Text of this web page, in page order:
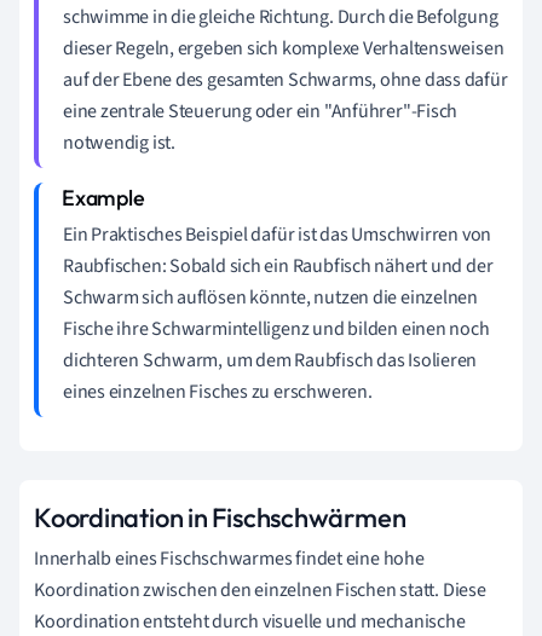
schwimme in die gleiche Richtung. Durch die Befolgung
dieser Regeln, ergeben sich komplexe Verhaltensweisen
auf der Ebene des gesamten Schwarms, ohne dass dafür
eine zentrale Steuerung oder ein "Anführer"-Fisch
notwendig ist.
Ein Praktisches Beispiel dafür ist das Umschwirren von
Raubfischen: Sobald sich ein Raubfisch nähert und der
Schwarm sich auflösen könnte, nutzen die einzelnen
Fische ihre Schwarmintelligenz und bilden einen noch
dichteren Schwarm, um dem Raubfisch das Isolieren
eines einzelnen Fisches zu erschweren.
Koordination in Fischschwärmen
Innerhalb eines Fischschwarmes findet eine hohe
Koordination zwischen den einzelnen Fischen statt. Diese
Koordination entsteht durch visuelle und mechanische